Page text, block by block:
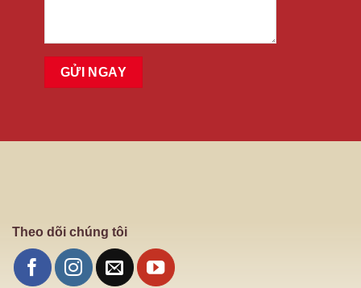
Theo dõi chúng tôi